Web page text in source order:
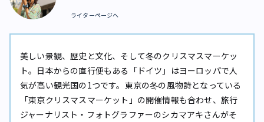
ライターページへ
美しい景観、歴史と文化、そして冬のクリスマスマーケッ
ト。日本からの直行便もある「ドイツ」はヨーロッパで人
気が高い観光国の1つです。東京の冬の風物詩となっている
「東京クリスマスマーケット」の開催情報も合わせ、旅行
ジャーナリスト・フォトグラファーのシカマアキさんがそ